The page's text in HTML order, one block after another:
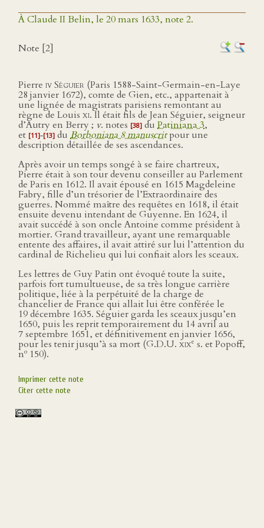
À Claude II Belin, le 20 mars 1633, note 2.
Note [2]
Pierre iv Séguier (Paris 1588-Saint-Germain-en-Laye
28 janvier 1672), comte de Gien, etc., appartenait à
une lignée de magistrats parisiens remontant au
règne de Louis xi. Il était fils de Jean Séguier, seigneur
d’Autry en Berry ; v. notes [38] du Patiniana 3,
et [11]‑[13] du Borboniana 8 manuscritpour une
description détaillée de ses ascendances.
Après avoir un temps songé à se faire chartreux,
Pierre était à son tour devenu conseiller au Parlement
de Paris en 1612. Il avait épousé en 1615 Magdeleine
Fabry, fille d’un trésorier de l’Extraordinaire des
guerres. Nommé maître des requêtes en 1618, il était
ensuite devenu intendant de Guyenne. En 1624, il
avait succédé à son oncle Antoine comme président à
mortier. Grand travailleur, ayant une remarquable
entente des affaires, il avait attiré sur lui l’attention du
cardinal de Richelieu qui lui confiait alors les sceaux.
Les lettres de Guy Patin ont évoqué toute la suite,
parfois fort tumultueuse, de sa très longue carrière
politique, liée à la perpétuité de la charge de
chancelier de France qui allait lui être conférée le
19 décembre 1635. Séguier garda les sceaux jusqu’en
1650, puis les reprit temporairement du 14 avril au
7 septembre 1651, et définitivement en janvier 1656,
pour les tenir jusqu’à sa mort (G.D.U. xixe s. et Popoff,
no 150).
Imprimer cette note
Citer cette note